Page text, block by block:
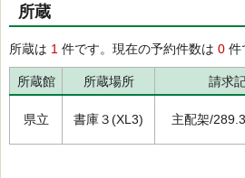
所蔵
所蔵は 1 件です。現在の予約件数は 0 件
所蔵館 所蔵場所 請求
県立 書庫３(XL3) 主配架/